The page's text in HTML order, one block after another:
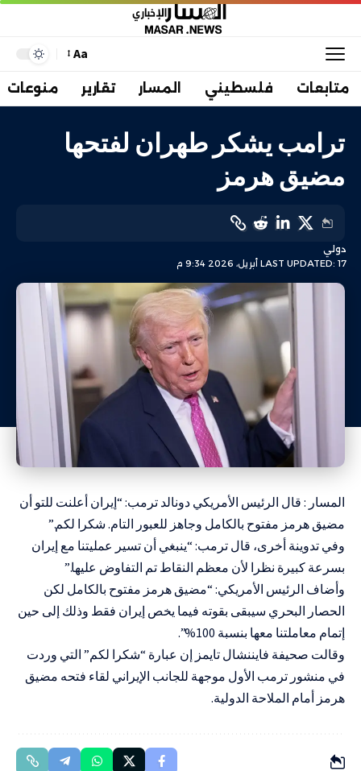
Aa
متابعات فلسطيني المسار تقارير منوعات
ترامب يشكر طهران لفتحها
مضيق هرمز
LAST UPDATED: 17 أبريل، 2026 9:34 م
دولي
المسار : قال الرئيس الأمريكي دونالد ترمب: “إيران أعلنت للتو أن
مضيق هرمز مفتوح بالكامل وجاهز للعبور التام. شكرا لكم.”
وفي تدوينة أخرى، قال ترمب: “ينبغي أن تسير عمليتنا مع إيران
بسرعة كبيرة نظرا لأن معظم النقاط تم التفاوض عليها.”
وأضاف الرئيس الأمريكي: “مضيق هرمز مفتوح بالكامل لكن
الحصار البحري سيبقى بقوته فيما يخص إيران فقط وذلك إلى حين
إتمام معاملتنا معها بنسبة 100%”.
وقالت صحيفة فايننشال تايمز إن عبارة “شكرا لكم” التي وردت
في منشور ترمب الأول موجهة للجانب الإيراني لقاء فتحه مضيق
هرمز أمام الملاحة الدولية.